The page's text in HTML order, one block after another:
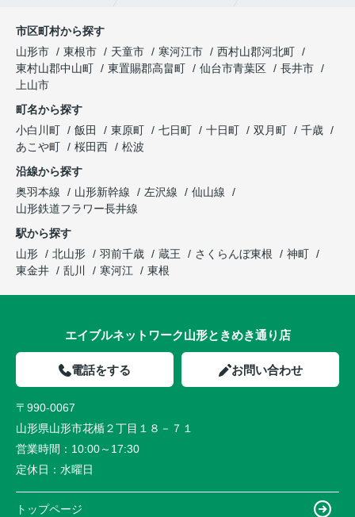
市区町村から探す
山形市
東根市 天童市 寒河江市
西村山郡河北町
東村山郡中山町
東置賜郡高畠町 仙台市青葉区
長井市
上山市
町名から探す
小白川町
飯田 東原町 七日町 十日町 双月町
千歳
あこや町
桜田西
松波
沿線から探す
奥羽本線
山形新幹線 左沢線
仙山線
山形鉄道フラワー長井線
駅から探す
山形
北山形 羽前千歳 蔵王 さくらんぼ東根
神町
東金井
乱川 寒河江 東根
エイブルネットワーク山形ときめき通り店
電話をする お問い合わせ
〒990-0067
山形県山形市花楯２丁目１８－７１
営業時間： 10:00～17:30
定休日： 水曜日
トップページ